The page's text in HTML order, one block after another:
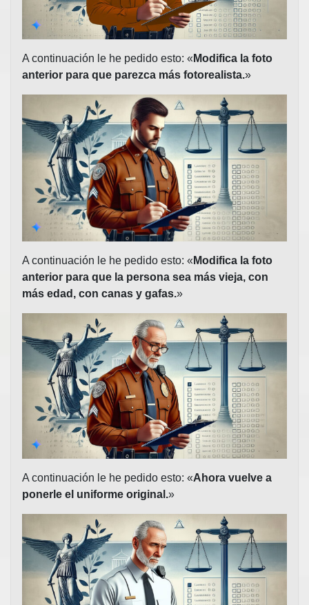
A continuación le he pedido esto: « Modifica la foto
anterior para que parezca más fotorealista.»
A continuación le he pedido esto: « Modifica la foto
anterior para que la persona sea más vieja, con
más edad, con canas y gafas.»
A continuación le he pedido esto: «Ahora vuelve a
ponerle el uniforme original.»